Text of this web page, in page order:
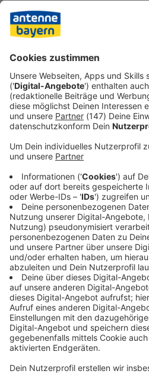
Immer auf dem
Verpass' nichts mehr - mit
ANTENNE BAYERN
Lifestyle oder unsere